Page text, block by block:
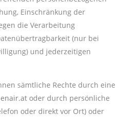
Einschränkung der
die Verarbeitung
(nur bei
und jederzeitigen
sämtliche Rechte durch eine
oder durch persönliche
oder direkt vor Ort) oder